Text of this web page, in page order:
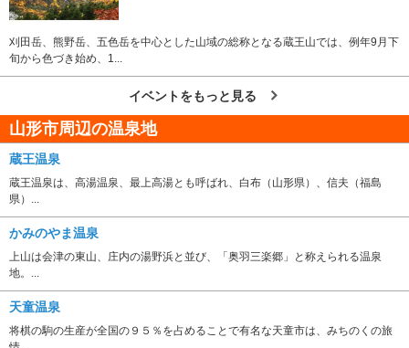
刈田岳、熊野岳、五色岳を中心とした山域の総称となる蔵王山では、例年9月下
旬から色づき始め、1...
イベントをもっと見る
山形市周辺の温泉地
蔵王温泉
蔵王温泉は、高湯温泉、最上高湯とも呼ばれ、白布（山形県）、信夫（福島
県）...
かみのやま温泉
上山は会津の東山、庄内の湯野浜と並び、「奥羽三楽郷」と称えられる温泉
地。...
天童温泉
将棋の駒の生産が全国の９５％を占めることで有名な天童市は、みちのくの旅